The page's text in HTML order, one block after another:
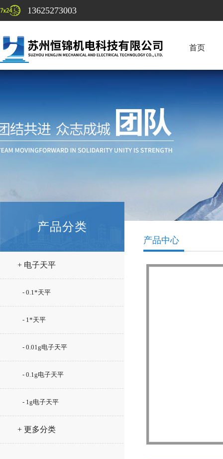
13625273003
首页
产品分类
+ 电子天平
- 0.1*天平
- 1*天平
- 0.01g电子天平
- 0.1g电子天平
- 1g电子天平
+ 更多分类
产品中心